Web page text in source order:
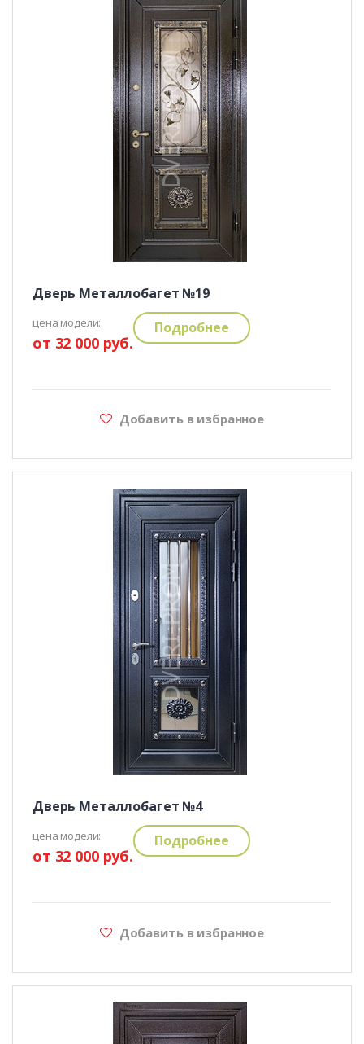
Дверь Металлобагет №19
цена модели:
от 32 000 руб.
Подробнее
Добавить в избранное
Дверь Металлобагет №4
цена модели:
от 32 000 руб.
Подробнее
Добавить в избранное